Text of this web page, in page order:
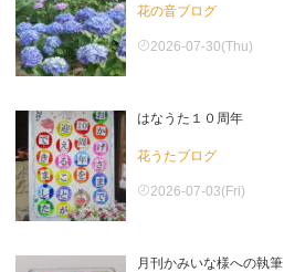
花の音ブログ
2026-07-30(Thu)
はなうた１０周年
花うたブログ
2026-07-03(Fri)
月刊かみいな様への執筆